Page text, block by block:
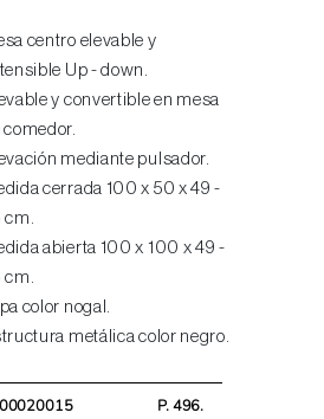
centro elevable y
Up - down.
y convertible en mesa
comedor.
mediante pulsador.
cerrada 100 x 50 x 49 -
cm.
abierta 100 x 100 x 49 -
cm.
color nogal.
metálica color negro.
P. 496.